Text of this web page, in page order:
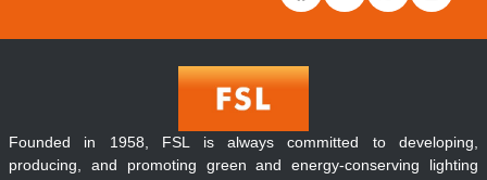
Founded in 1958, FSL is always committed to developing,
producing, and promoting green and energy-conserving lighting